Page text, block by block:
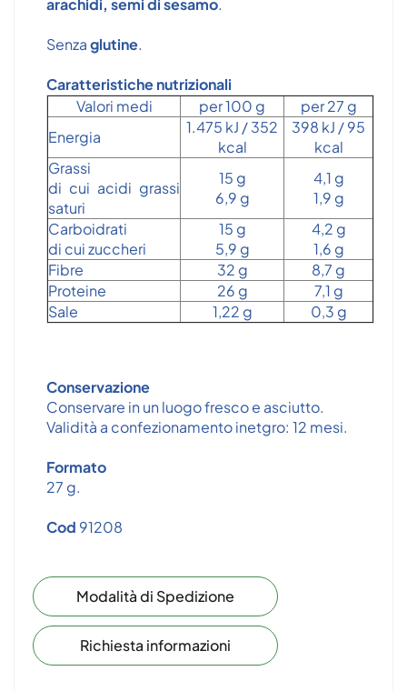
arachidi, semi di sesamo.
Senzaglutine.
Caratteristiche nutrizionali
Valori medi
per 100 g
per 27 g
Energia
1.475 kJ / 352
kcal
398 kJ / 95
kcal
Grassi
di cui acidi grassi
saturi
15 g
6,9 g
4,1 g
1,9 g
Carboidrati
di cui zuccheri
15 g
5,9 g
4,2 g
1,6 g
Fibre
32 g
8,7 g
Proteine
26 g
7,1 g
Sale
1,22 g 0,3 g
Conservazione
Conservare in un luogo fresco e asciutto.
Validità a confezionamento inetgro: 12 mesi.
Formato
27 g.
Cod 91208
Modalità di Spedizione
Richiesta informazioni